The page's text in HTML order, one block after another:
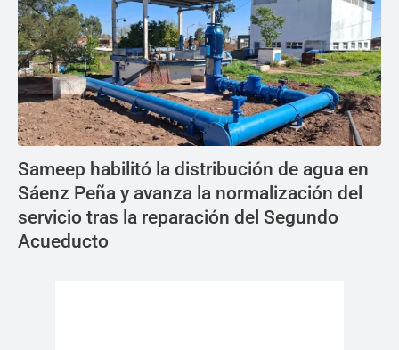
Sameep habilitó la distribución de agua en
Sáenz Peña y avanza la normalización del
servicio tras la reparación del Segundo
Acueducto